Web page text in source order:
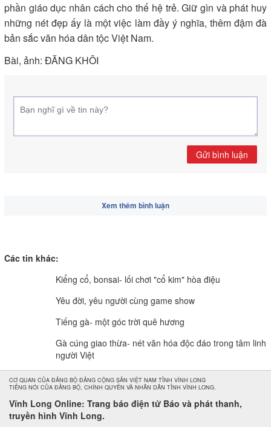
phần giáo dục nhân cách cho thế hệ trẻ. Giữ gìn và phát huy
những nét đẹp ấy là một việc làm đầy ý nghĩa, thêm đậm đà
bản sắc văn hóa dân tộc Việt Nam.
Bài, ảnh: ĐĂNG KHÔI
Gửi bình luận
Xem thêm bình luận
Các tin khác:
Kiểng cổ, bonsai- lối chơi "cổ kim" hòa điệu
Yêu đời, yêu người cùng game show
Tiếng gà- một góc trời quê hương
Gà cúng giao thừa- nét văn hóa độc đáo trong tâm linh
người Việt
CƠ QUAN CỦA ĐẢNG BỘ ĐẢNG CỘNG SẢN VIỆT NAM TỈNH VĨNH LONG
TIẾNG NÓI CỦA ĐẢNG BỘ, CHÍNH QUYỀN VÀ NHÂN DÂN TỈNH VĨNH LONG.
Vĩnh Long Online: Trang báo điện tử Báo và phát thanh,
truyền hình Vĩnh Long.